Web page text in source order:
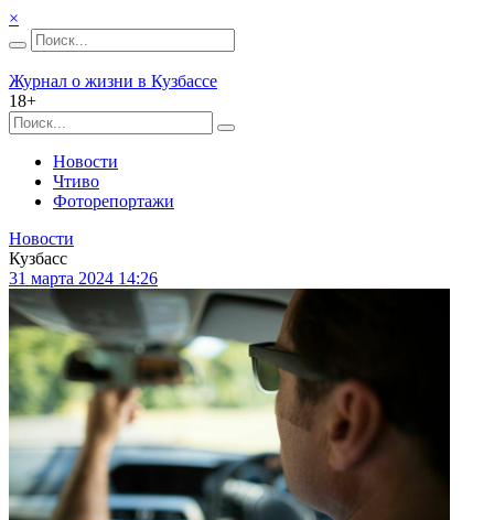
×
Журнал о жизни в Кузбассе
18+
Новости
Чтиво
Фоторепортажи
Новости
Кузбасс
31 марта 2024 14:26